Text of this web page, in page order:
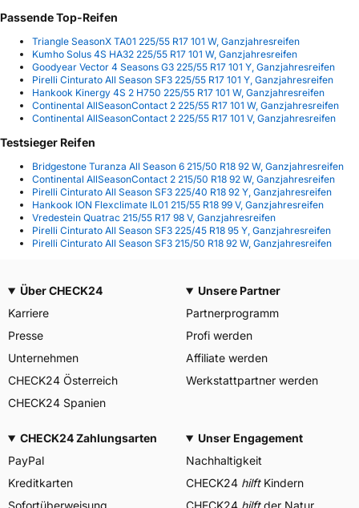
Passende Top-Reifen
Triangle SeasonX TA01 225/55 R17 101 W, Ganzjahresreifen
Kumho Solus 4S HA32 225/55 R17 101 W, Ganzjahresreifen
Goodyear Vector 4 Seasons G3 225/55 R17 101 Y, Ganzjahresreifen
Pirelli Cinturato All Season SF3 225/55 R17 101 Y, Ganzjahresreifen
Hankook Kinergy 4S 2 H750 225/55 R17 101 W, Ganzjahresreifen
Continental AllSeasonContact 2 225/55 R17 101 W, Ganzjahresreifen
Continental AllSeasonContact 2 225/55 R17 101 V, Ganzjahresreifen
Testsieger Reifen
Bridgestone Turanza All Season 6 215/50 R18 92 W, Ganzjahresreifen
Continental AllSeasonContact 2 215/50 R18 92 W, Ganzjahresreifen
Pirelli Cinturato All Season SF3 225/40 R18 92 Y, Ganzjahresreifen
Hankook ION Flexclimate IL01 215/55 R18 99 V, Ganzjahresreifen
Vredestein Quatrac 215/55 R17 98 V, Ganzjahresreifen
Pirelli Cinturato All Season SF3 225/45 R18 95 Y, Ganzjahresreifen
Pirelli Cinturato All Season SF3 215/50 R18 92 W, Ganzjahresreifen
Über CHECK24
Karriere
Presse
Unternehmen
CHECK24 Österreich
CHECK24 Spanien
Unsere Partner
Partnerprogramm
Profi werden
Affiliate werden
Werkstattpartner werden
CHECK24 Zahlungsarten
PayPal
Kreditkarten
Unser Engagement
Nachhaltigkeit
CHECK24 hilftKindern